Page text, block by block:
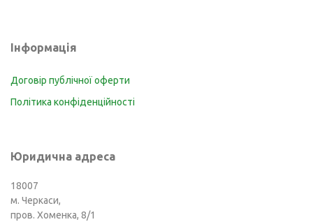
Інформація
Договір публічної оферти
Політика конфіденційності
Юридична адреса
18007
м. Черкаси,
пров. Хоменка, 8/1